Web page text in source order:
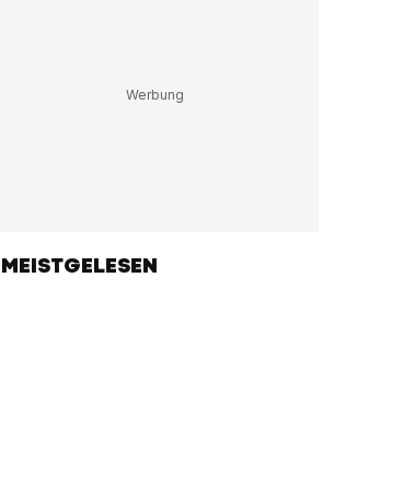
MEISTGELESEN